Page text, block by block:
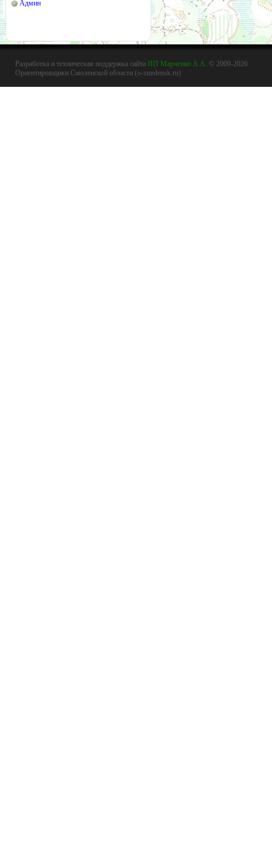
Админ
Разработка и техническая поддержка сайта ИП Марченко А.А. © 2009-2026
Ориентировщики Смоленской области (o-smolensk.ru)